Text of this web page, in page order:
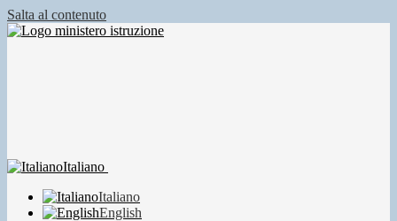
Salta al contenuto
Italiano
Italiano
English